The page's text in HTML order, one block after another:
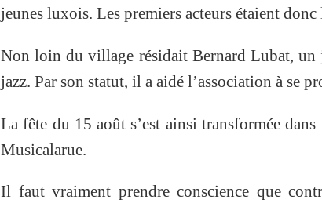
jeunes luxois. Les premiers acteurs étaient
Non loin du village résidait Bernard Lubat, un
jazz. Par son statut, il a aidé l’association à se
La fête du 15 août s’est ainsi transformée
Musicalarue.
Il faut vraiment prendre conscience que